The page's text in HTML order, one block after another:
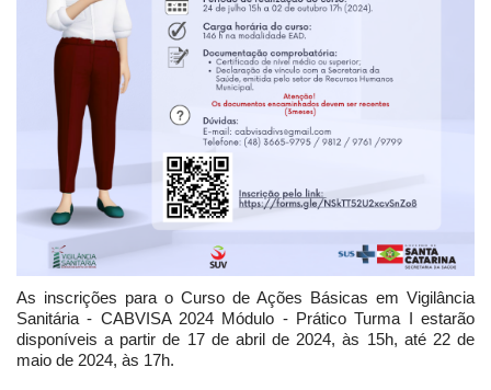
As inscrições para o Curso de Ações Básicas em Vigilância
Sanitária - CABVISA 2024 Módulo - Prático Turma I estarão
disponíveis a partir de 17 de abril de 2024, às 15h, até 22 de
maio de 2024, às 17h.